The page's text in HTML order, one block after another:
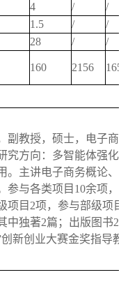
4 /
/
1.5 /
/
28 / /
160 2156 1656
副教授，硕士，电子商务
究方向：多智能体强化学
。主讲电子商务概论、数
参与各类项目10余项，其
项目2项，参与部级项目2
中独著2篇；出版图书2本
创新创业大赛金奖指导教